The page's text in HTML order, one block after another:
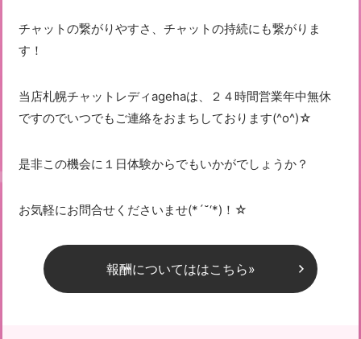
チャットの繋がりやすさ、チャットの持続にも繋がりま
す！
当店札幌チャットレディagehaは、２４時間営業年中無休
ですのでいつでもご連絡をおまちしております(^o^)☆
是非この機会に１日体験からでもいかがでしょうか？
お気軽にお問合せくださいませ(*´˘‘*)！☆
報酬についてははこちら»